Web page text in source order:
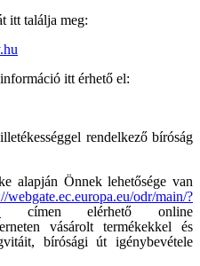
itt találja meg:
itt érhető el:
rendelkező bíróság
alapján Önnek lehetősége van
webgate.ec.europa.eu/odr/main/?
címen elérhető online
vásárolt termékekkel és
bírósági út igénybevétele